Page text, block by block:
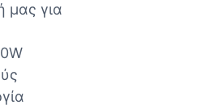
μας για